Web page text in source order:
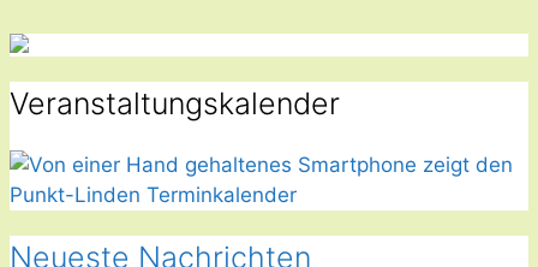
Veranstaltungskalender
Neueste Nachrichten